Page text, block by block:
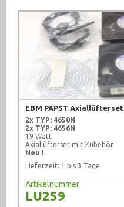
EBM PAPST Axiallüfterset
2x TYP: 4650N
2x TYP: 4656N
19 Watt
Axiallüfterset mit Zubehör
Neu !
Lieferzeit: 1 bis 3 Tage
Artikelnummer
LU259